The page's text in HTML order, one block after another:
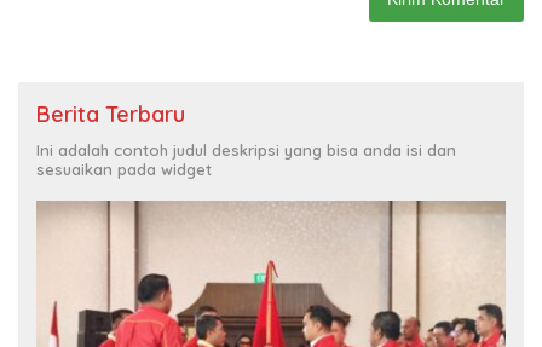
Berita Terbaru
Ini adalah contoh judul deskripsi yang bisa anda isi dan
sesuaikan pada widget